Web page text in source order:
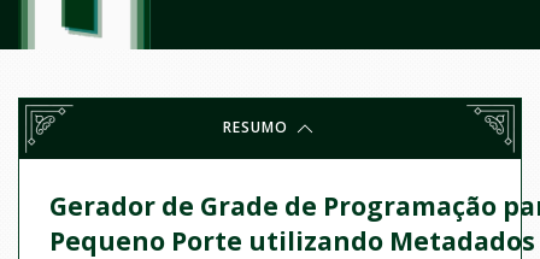
RESUMO
Gerador de Grade de Programação
Pequeno Porte utilizando Metadados